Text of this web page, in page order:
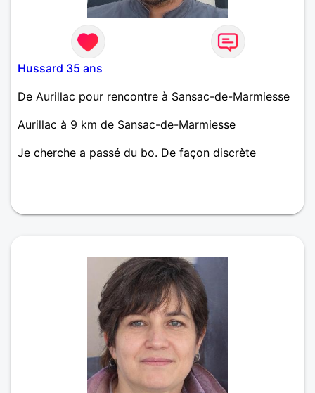
Hussard 35 ans
De Aurillac pour rencontre à Sansac-de-Marmiesse
Aurillac à 9 km de Sansac-de-Marmiesse
Je cherche a passé du bo. De façon discrète